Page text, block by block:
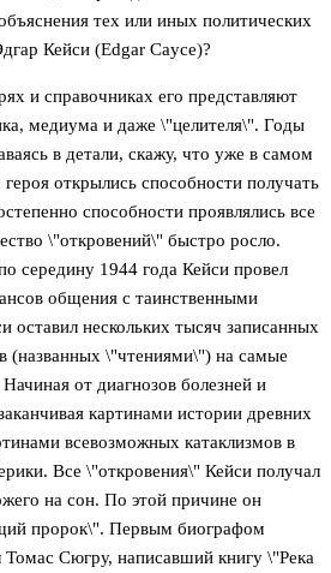
тех или иных политических
Кейси (Edgar Cayce)?
и справочниках его представляют
медиума и даже \"целителя\". Годы
в детали, скажу, что уже в самом
открылись способности получать
способности проявлялись все
\"откровений\" быстро росло.
середину 1944 года Кейси провел
общения с таинственными
нескольких тысяч записанных
(названных \"чтениями\") на самые
от диагнозов болезней и
картинами истории древних
всевозможных катаклизмов в
Все \"откровения\" Кейси получал
на сон. По этой причине он
пророк\". Первым биографом
Сюгру, написавший книгу \"Река